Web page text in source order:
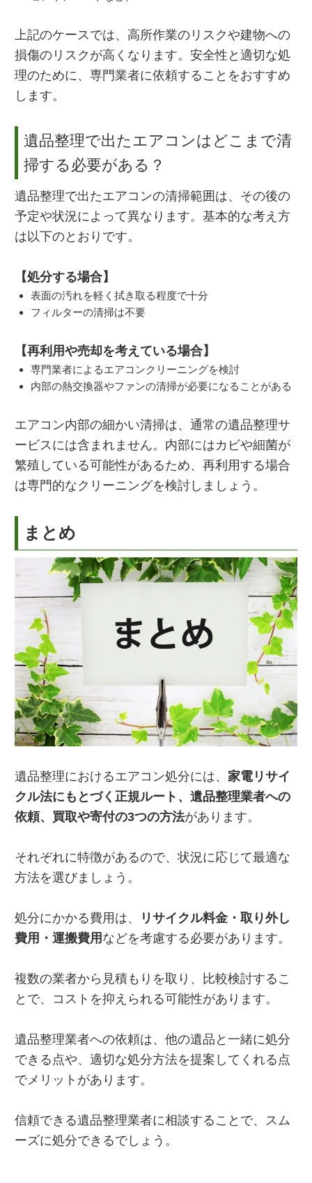
上記のケースでは、高所作業のリスクや建物への
損傷のリスクが高くなります。安全性と適切な処
理のために、専門業者に依頼することをおすすめ
します。
遺品整理で出たエアコンはどこまで清
掃する必要がある？
遺品整理で出たエアコンの清掃範囲は、その後の
予定や状況によって異なります。基本的な考え方
は以下のとおりです。
【処分する場合】
表面の汚れを軽く拭き取る程度で十分
フィルターの清掃は不要
【再利用や売却を考えている場合】
専門業者によるエアコンクリーニングを検討
内部の熱交換器やファンの清掃が必要になることがある
エアコン内部の細かい清掃は、通常の遺品整理サ
ービスには含まれません。内部にはカビや細菌が
繁殖している可能性があるため、再利用する場合
は専門的なクリーニングを検討しましょう。
まとめ
遺品整理におけるエアコン処分には、 家電リサイ
クル法にもとづく正規ルート、遺品整理業者への
依頼、買取や寄付の3つの方法があります。
それぞれに特徴があるので、状況に応じて最適な
方法を選びましょう。
処分にかかる費用は、
リサイクル料金・取り外し
費用・運搬費用 などを考慮する必要があります。
複数の業者から見積もりを取り、比較検討するこ
とで、コストを抑えられる可能性があります。
遺品整理業者への依頼は、他の遺品と一緒に処分
できる点や、適切な処分方法を提案してくれる点
でメリットがあります。
信頼できる遺品整理業者に相談することで、スム
ーズに処分できるでしょう。